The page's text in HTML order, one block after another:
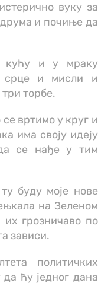
вуку за
и почиње да
кућу и у мраку
срце и мисли и
торбе.
вртимо у круг и
има своју идеју
се нађе у тим
буду моје нове
на Зеленом
грозничаво по
зависи.
политичких
ћу једног дана